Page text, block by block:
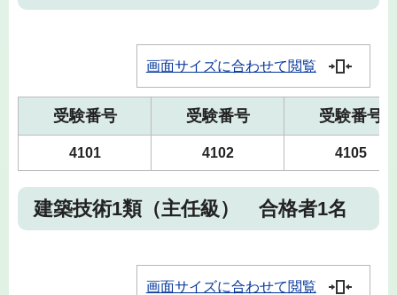
画面サイズに合わせて閲覧
受験番号 受験番号 受験番号
4101 4102 4105
建築技術1類（主任級） 合格者1名
画面サイズに合わせて閲覧